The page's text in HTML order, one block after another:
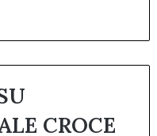
CROCE